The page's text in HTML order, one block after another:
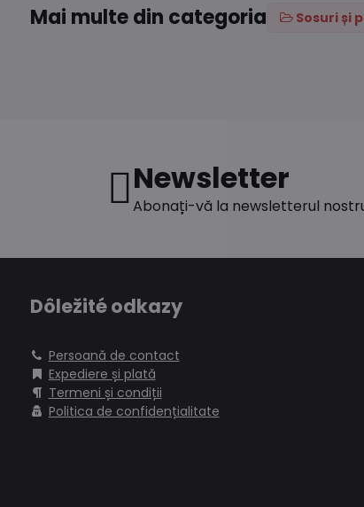
Mai multe din categoria Sosuri și
Newsletter
Abonați-vă la newsletterul
Dôležité odkazy
Persoană de contact
Expediere și plată
Termeni și condiții
Politica de confidențialitate